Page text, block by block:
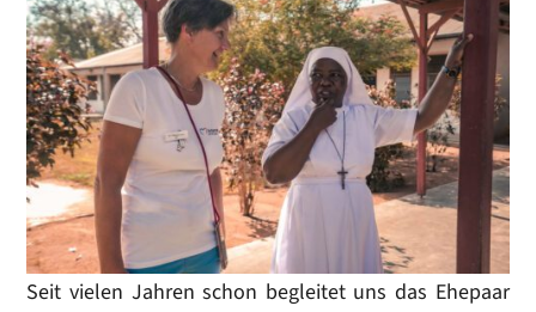
Seit vielen Jahren schon begleitet uns das Ehepaar